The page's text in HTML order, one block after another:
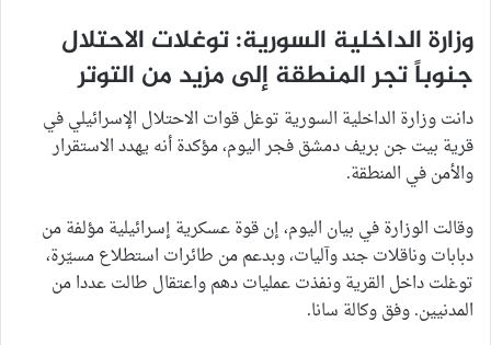
وزارة الداخلية السورية: توغلات الاحتلال
جنوباً تجر المنطقة إلى مزيد من التوتر
دانت وزارة الداخلية السورية توغل قوات الاحتلال الإسرائيلي في
قرية بيت جن بريف دمشق فجر اليوم، مؤكدة أنه يهدد الاستقرار
والأمن في المنطقة.
وقالت الوزارة في بيان اليوم، إن قوة عسكرية إسرائيلية مؤلفة من
دبابات وناقلات جند وآليات، وبدعم من طائرات استطلاع مسيّرة،
توغلت داخل القرية ونفذت عمليات دهم واعتقال طالت عددا من
المدنيين. وفق وكالة سانا.